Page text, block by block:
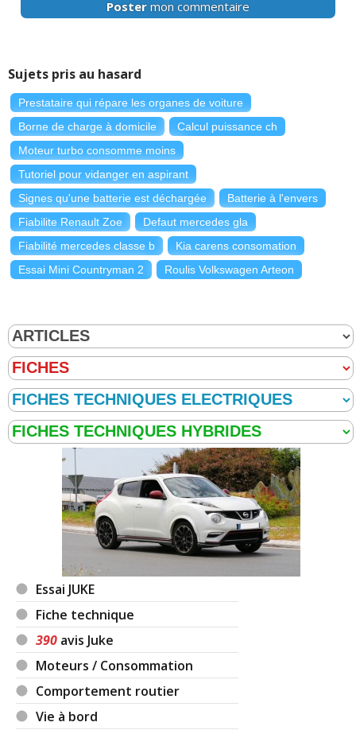
Poster mon commentaire
Sujets pris au hasard
Prestataire qui répare les organes de voiture
Borne de charge à domicile
Calcul puissance ch
Moteur turbo consomme moins
Tutoriel pour vidanger en aspirant
Signes qu'une batterie est déchargée
Batterie à l'envers
Fiabilite Renault Zoe
Defaut mercedes gla
Fiabilité mercedes classe b
Kia carens consomation
Essai Mini Countryman 2
Roulis Volkswagen Arteon
Essai JUKE
Fiche technique
390 avis Juke
Moteurs / Consommation
Comportement routier
Vie à bord